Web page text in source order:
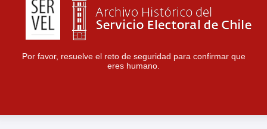
Por favor, resuelve el reto de seguridad para confirmar que
eres humano.